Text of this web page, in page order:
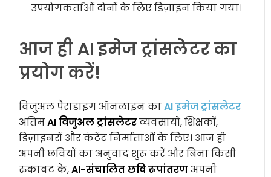
उपयोगकर्ताओं दोनों के लिए डिज़ाइन किया गया।
आज ही AI इमेज ट्रांसलेटर का
प्रयोग करें!
विजुअल पैराडाइग ऑनलाइन काAI इमेज ट्रांसलेटर
अंतिमAI विजुअल ट्रांसलेटरव्यवसायों, शिक्षकों,
डिज़ाइनरों और कंटेंट निर्माताओं के लिए। आज ही
अपनी छवियों का अनुवाद शुरू करें और बिना किसी
रुकावट के,AI-संचालित छवि रूपांतरणअपनी